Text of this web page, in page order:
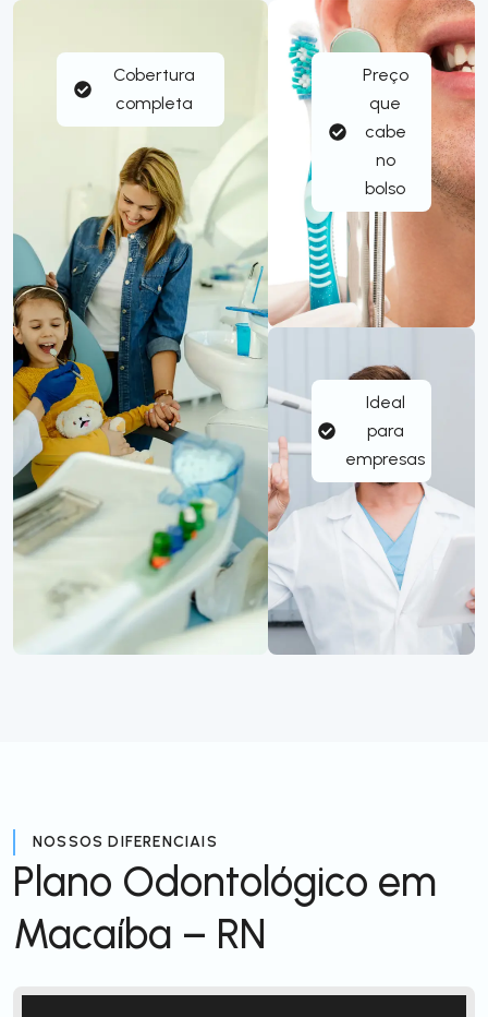
Cobertura
completa
Preço
que
cabe
no
bolso
Ideal
para
empresas
NOSSOS DIFERENCIAIS
Plano Odontológico em
Macaíba – RN